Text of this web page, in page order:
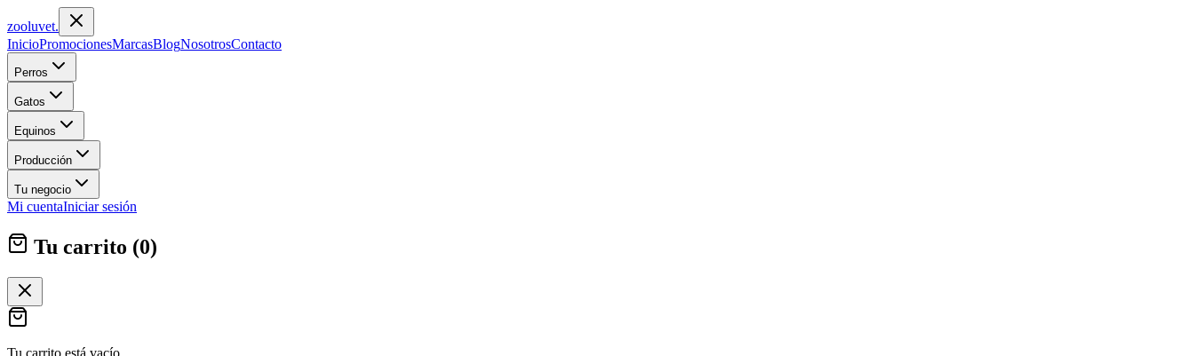
zooluvet.
InicioPromocionesMarcasBlogNosotrosContacto
Perros
Gatos
Equinos
Producción
Tu negocio
Mi cuentaIniciar sesión
Tu carrito (0)
Tu carrito está vacío